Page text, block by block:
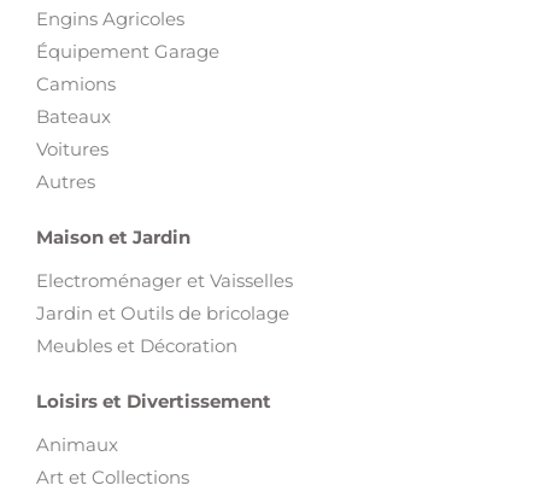
Engins Agricoles
Équipement Garage
Camions
Bateaux
Voitures
Autres
Maison et Jardin
Electroménager et Vaisselles
Jardin et Outils de bricolage
Meubles et Décoration
Loisirs et Divertissement
Animaux
Art et Collections